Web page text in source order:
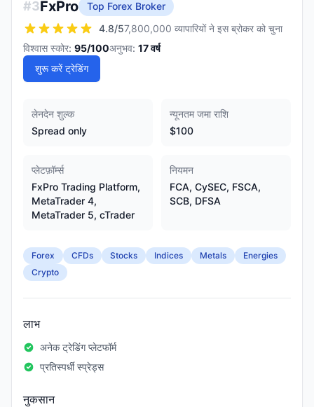
#3FxPro
Top Forex Broker
4.8/57,800,000 व्यापारियों ने इस ब्रोकर को चुना
विश्वास स्कोर: 95/100अनुभव: 17वर्ष
शुरू करें ट्रेडिंग
लेनदेन शुल्क
Spread only
न्यूनतम जमा राशि
$100
प्लेटफ़ॉर्म्स
FxPro Trading Platform,
MetaTrader 4,
MetaTrader 5, cTrader
नियमन
FCA, CySEC, FSCA,
SCB, DFSA
Forex CFDs Stocks Indices Metals
Energies
Crypto
लाभ
अनेक ट्रेडिंग प्लेटफॉर्म
प्रतिस्पर्धी स्प्रेड्स
नुकसान